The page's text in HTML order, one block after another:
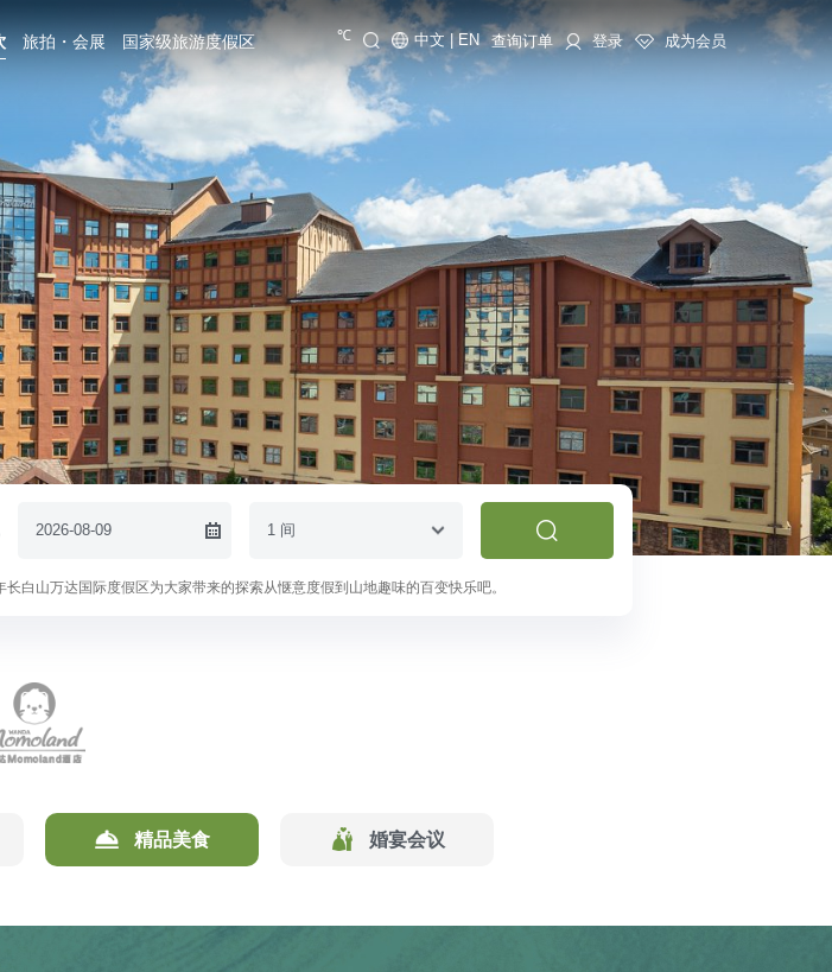
旅拍・会展 国家级旅游度假区 ℃ 中文 | EN 查询订单 登录 成为会员
2026-08-09 1 间
白山万达国际度假区为大家带来的探索从惬意度假到山地趣味的百变快乐吧。
精品美食 婚宴会议